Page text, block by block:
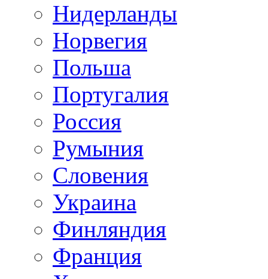
Нидерланды
Норвегия
Польша
Португалия
Россия
Румыния
Словения
Украина
Финляндия
Франция